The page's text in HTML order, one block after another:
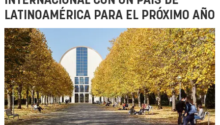
LATINOAMÉRICA PARA EL PRÓXIMO AÑO